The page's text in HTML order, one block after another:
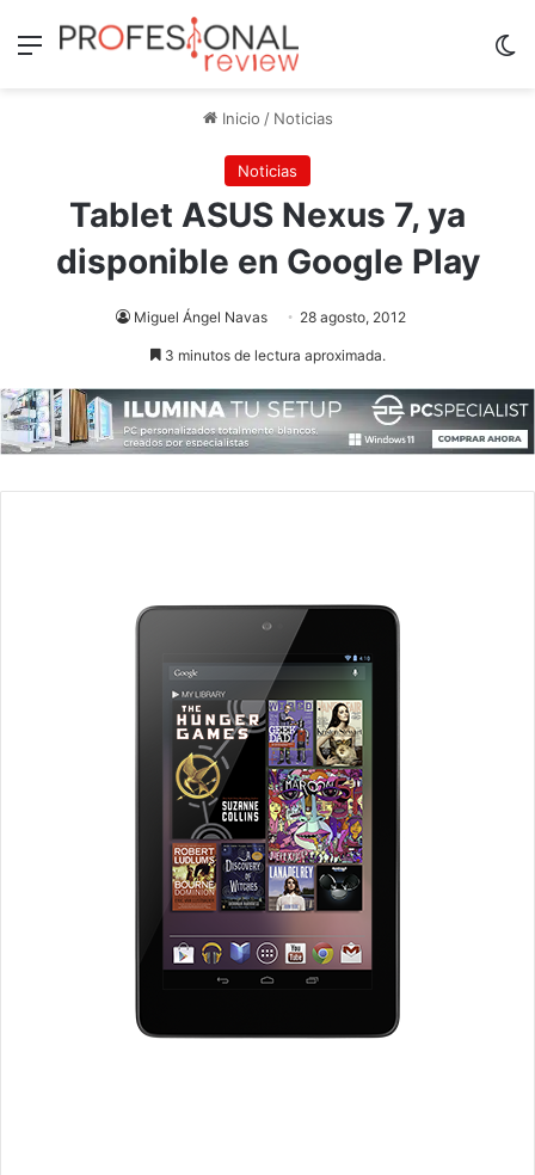
Menú
Inicio / Noticias
Noticias
Tablet ASUS Nexus 7, ya
disponible en Google Play
Miguel Ángel Navas 28 agosto, 2012
3 minutos de lectura aproximada.